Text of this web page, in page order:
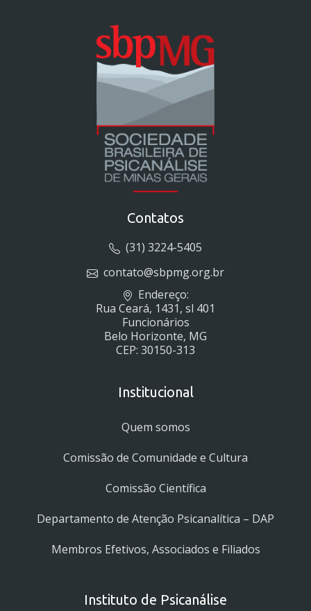
Contatos
(31) 3224-5405
contato@sbpmg.org.br
Endereço:
Rua Ceará, 1431, sl 401
Funcionários
Belo Horizonte, MG
CEP: 30150-313
Institucional
Quem somos
Comissão de Comunidade e Cultura
Comissão Científica
Departamento de Atenção Psicanalítica – DAP
Membros Efetivos, Associados e Filiados
Instituto de Psicanálise